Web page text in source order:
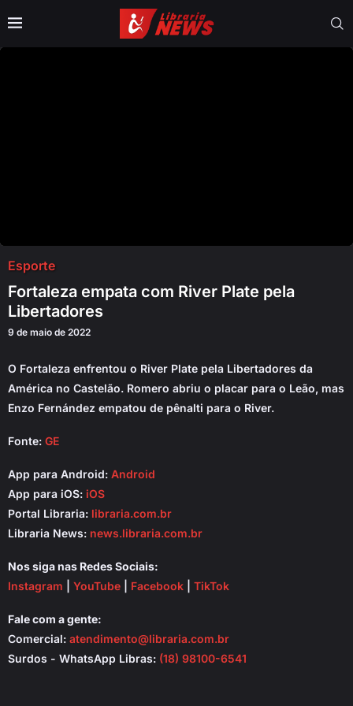
Esporte
Fortaleza empata com River Plate pela
Libertadores
9 de maio de 2022
O Fortaleza enfrentou o River Plate pela Libertadores da
América no Castelão. Romero abriu o placar para o Leão, mas
Enzo Fernández empatou de pênalti para o River.
Fonte: GE
App para Android: Android
App para iOS: iOS
Portal Libraria: libraria.com.br
Libraria News: news.libraria.com.br
Nos siga nas Redes Sociais:
Instagram
YouTube Facebook TikTok
Fale com a gente:
Comercial: atendimento@libraria.com.br
Surdos - WhatsApp Libras: (18) 98100-6541